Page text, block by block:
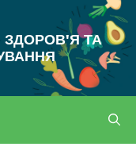
- ЗДОРОВ'Я ТА